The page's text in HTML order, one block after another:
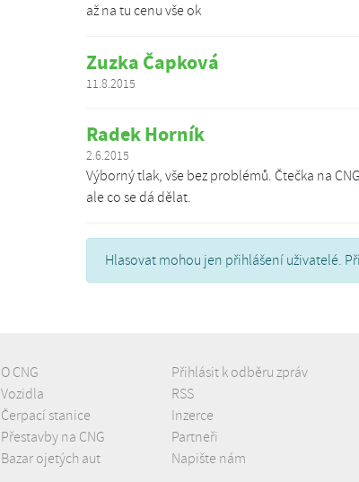
až na tu cenu vše ok
Zuzka Čapková
11.8.2015
Radek Horník
2.6.2015
Výborný tlak, vše bez problémů. Čtečka na
ale co se dá dělat.
Hlasovat mohou jen přihlášení uživatelé.
O CNG
Vozidla
Čerpací stanice
Přestavby na CNG
Bazar ojetých aut
Přihlásit k odběru zpráv
RSS
Inzerce
Partneři
Napište nám